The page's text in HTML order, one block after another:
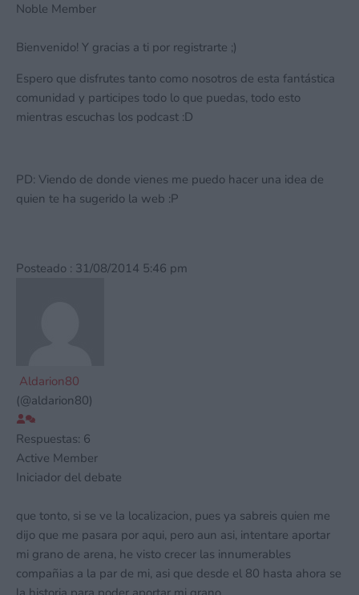
Noble Member
Bienvenido! Y gracias a ti por registrarte ;)
Espero que disfrutes tanto como nosotros de esta fantástica
comunidad y participes todo lo que puedas, todo esto
mientras escuchas los podcast :D
PD: Viendo de donde vienes me puedo hacer una idea de
quien te ha sugerido la web :P
Posteado : 31/08/2014 5:46 pm
Aldarion80
(@aldarion80)
Respuestas: 6
Active Member
Iniciador del debate
que tonto, si se ve la localizacion, pues ya sabreis quien me
dijo que me pasara por aqui, pero aun asi, intentare aportar
mi grano de arena, he visto crecer las innumerables
compañias a la par de mi, asi que desde el 80 hasta ahora se